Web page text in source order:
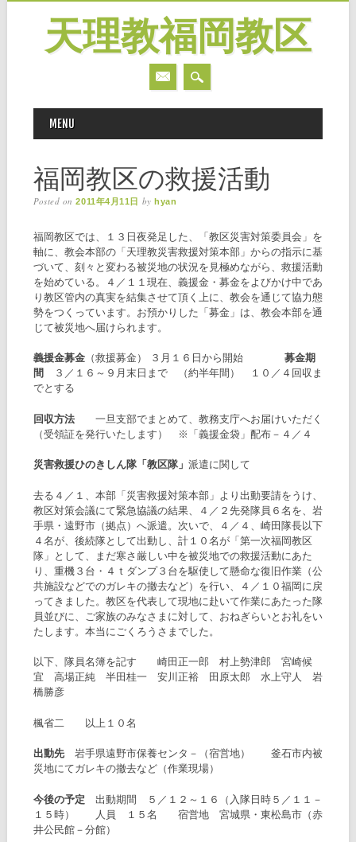
天理教福岡教区
MAIN MENU
MENU
福岡教区の救援活動
Posted on2011年4月11日 byhyan
福岡教区では、１３日夜発足した、「教区災害対策委員会」を
軸に、教会本部の「天理教災害救援対策本部」からの指示に基
づいて、刻々と変わる被災地の状況を見極めながら、救援活動
を始めている。４／１１現在、義援金・募金をよびかけ中であ
り教区管内の真実を結集させて頂く上に、教会を通じて協力態
勢をつくっています。お預かりした「募金」は、教会本部を通
じて被災地へ届けられます。
義援金募金（救援募金） ３月１６日から開始 募金期
間
３／１６～９月末日まで （約半年間） １０／４回収ま
でとする
回収方法 一旦支部でまとめて、教務支庁へお届けいただく
（受領証を発行いたします） ※「義援金袋」配布－４／４
災害救援ひのきしん隊「教区隊」 派遣に関して
去る４／１、本部「災害救援対策本部」より出動要請をうけ、
教区対策会議にて緊急協議の結果、４／２先発隊員６名を、岩
手県・遠野市（拠点）へ派遣。次いで、４／４、崎田隊長以下
４名が、後続隊として出動し、計１０名が「第一次福岡教区
隊」として、まだ寒さ厳しい中を被災地での救援活動にあた
り、重機３台・４ｔダンプ３台を駆使して懸命な復旧作業（公
共施設などでのガレキの撤去など）を行い、４／１０福岡に戻
ってきました。教区を代表して現地に赴いて作業にあたった隊
員並びに、ご家族のみなさまに対して、おねぎらいとお礼をい
たします。本当にごくろうさまでした。
以下、隊員名簿を記す 崎田正一郎 村上勢津郎 宮崎候
宜 高場正純 半田桂一 安川正裕 田原太郎 水上守人 岩
橋勝彦
楓省二 以上１０名
出動先 岩手県遠野市保養センタ－（宿営地） 釜石市内被
災地にてガレキの撤去など（作業現場）
今後の予定 出動期間 ５／１２～１６（入隊日時５／１１－
１５時） 人員 １５名 宿営地 宮城県・東松島市（赤
井公民館－分館）